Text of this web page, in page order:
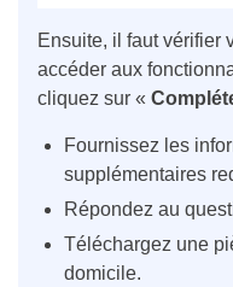
Ensuite, il faut vérifier
accéder aux
cliquez sur «
Fournissez les
supplémentaires
Répondez au
Téléchargez une
domicile.